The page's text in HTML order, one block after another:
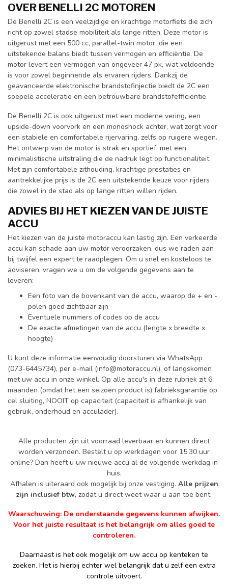
OVER BENELLI 2C MOTOREN
De Benelli 2C is een veelzijdige en krachtige motorfiets die zich
richt op zowel stadse mobiliteit als lange ritten. Deze motor is
uitgerust met een 500 cc, parallel-twin motor, die een
uitstekende balans biedt tussen vermogen en efficiëntie. De
motor levert een vermogen van ongeveer 47 pk, wat voldoende
is voor zowel beginnende als ervaren rijders. Dankzij de
geavanceerde elektronische brandstofinjectie biedt de 2C een
soepele acceleratie en een betrouwbare brandstofefficiëntie.
De Benelli 2C is ook uitgerust met een moderne vering, een
upside-down voorvork en een monoshock achter, wat zorgt voor
een stabiele en comfortabele rijervaring, zelfs op ruigere wegen.
Het ontwerp van de motor is strak en sportief, met een
minimalistische uitstraling die de nadruk legt op functionaliteit.
Met zijn comfortabele zithouding, krachtige prestaties en
aantrekkelijke prijs is de 2C een uitstekende keuze voor rijders
die zowel in de stad als op lange ritten willen rijden.
ADVIES BIJ HET KIEZEN VAN DE JUISTE
ACCU
Het kiezen van de juiste motoraccu kan lastig zijn. Een verkeerde
accu kan schade aan uw motor veroorzaken, dus we raden aan
bij twijfel een expert te raadplegen. Om u snel en kosteloos te
adviseren, vragen we u om de volgende gegevens aan te
leveren:
Een foto van de bovenkant van de accu, waarop de + en -
polen goed zichtbaar zijn
Eventuele nummers of codes op de accu
De exacte afmetingen van de accu (lengte x breedte x
hoogte)
U kunt deze informatie eenvoudig doorsturen via WhatsApp
(073-6445734), per e-mail (info@motoraccu.nl), of langskomen
met uw accu in onze winkel. Op alle accu's in deze rubriek zit 6
maanden (omdat het een seizoen product is) fabrieksgarantie op
cel sluiting, NOOIT op capaciteit (capaciteit is afhankelijk van
gebruik, onderhoud en acculader).
Alle producten zijn uit voorraad leverbaar en kunnen direct
worden verzonden. Bestelt u op werkdagen voor 15.30 uur
online? Dan heeft u uw nieuwe accu al de volgende werkdag in
huis.
Afhalen is uiteraard ook mogelijk bij onze vestiging. Alle prijzen
zijn inclusief btw, zodat u direct weet waar u aan toe bent.
Waarschuwing: De onderstaande gegevens kunnen afwijken.
Voor het juiste resultaat is het belangrijk om alles goed te
controleren.
Daarnaast is het ook mogelijk om uw accu op kenteken te
zoeken. Het is hierbij echter wel belangrijk dat u zelf een extra
controle uitvoert.